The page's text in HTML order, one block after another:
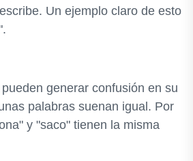
Un ejemplo claro de esto
generar confusión en su
palabras suenan igual. Por
y "saco" tienen la misma